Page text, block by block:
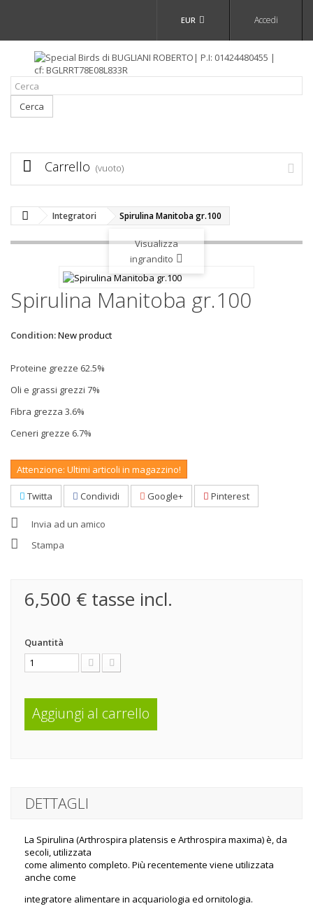
Accedi
EUR
Cerca
Carrello (vuoto)
Integratori Spirulina Manitoba gr.100
Visualizza
ingrandito
Spirulina Manitoba gr.100
Condition:New product
Proteine grezze 62.5%
Oli e grassi grezzi 7%
Fibra grezza 3.6%
Ceneri grezze 6.7%
Attenzione: Ultimi articoli in magazzino!
Twitta Condividi Google+ Pinterest
Invia ad un amico
Stampa
6,500 € tasse incl.
Quantità
Aggiungi al carrello
DETTAGLI
La Spirulina (Arthrospira platensis e Arthrospira maxima) è, da
secoli, utilizzata
come alimento completo. Più recentemente viene utilizzata
anche come
integratore alimentare in acquariologia ed ornitologia.